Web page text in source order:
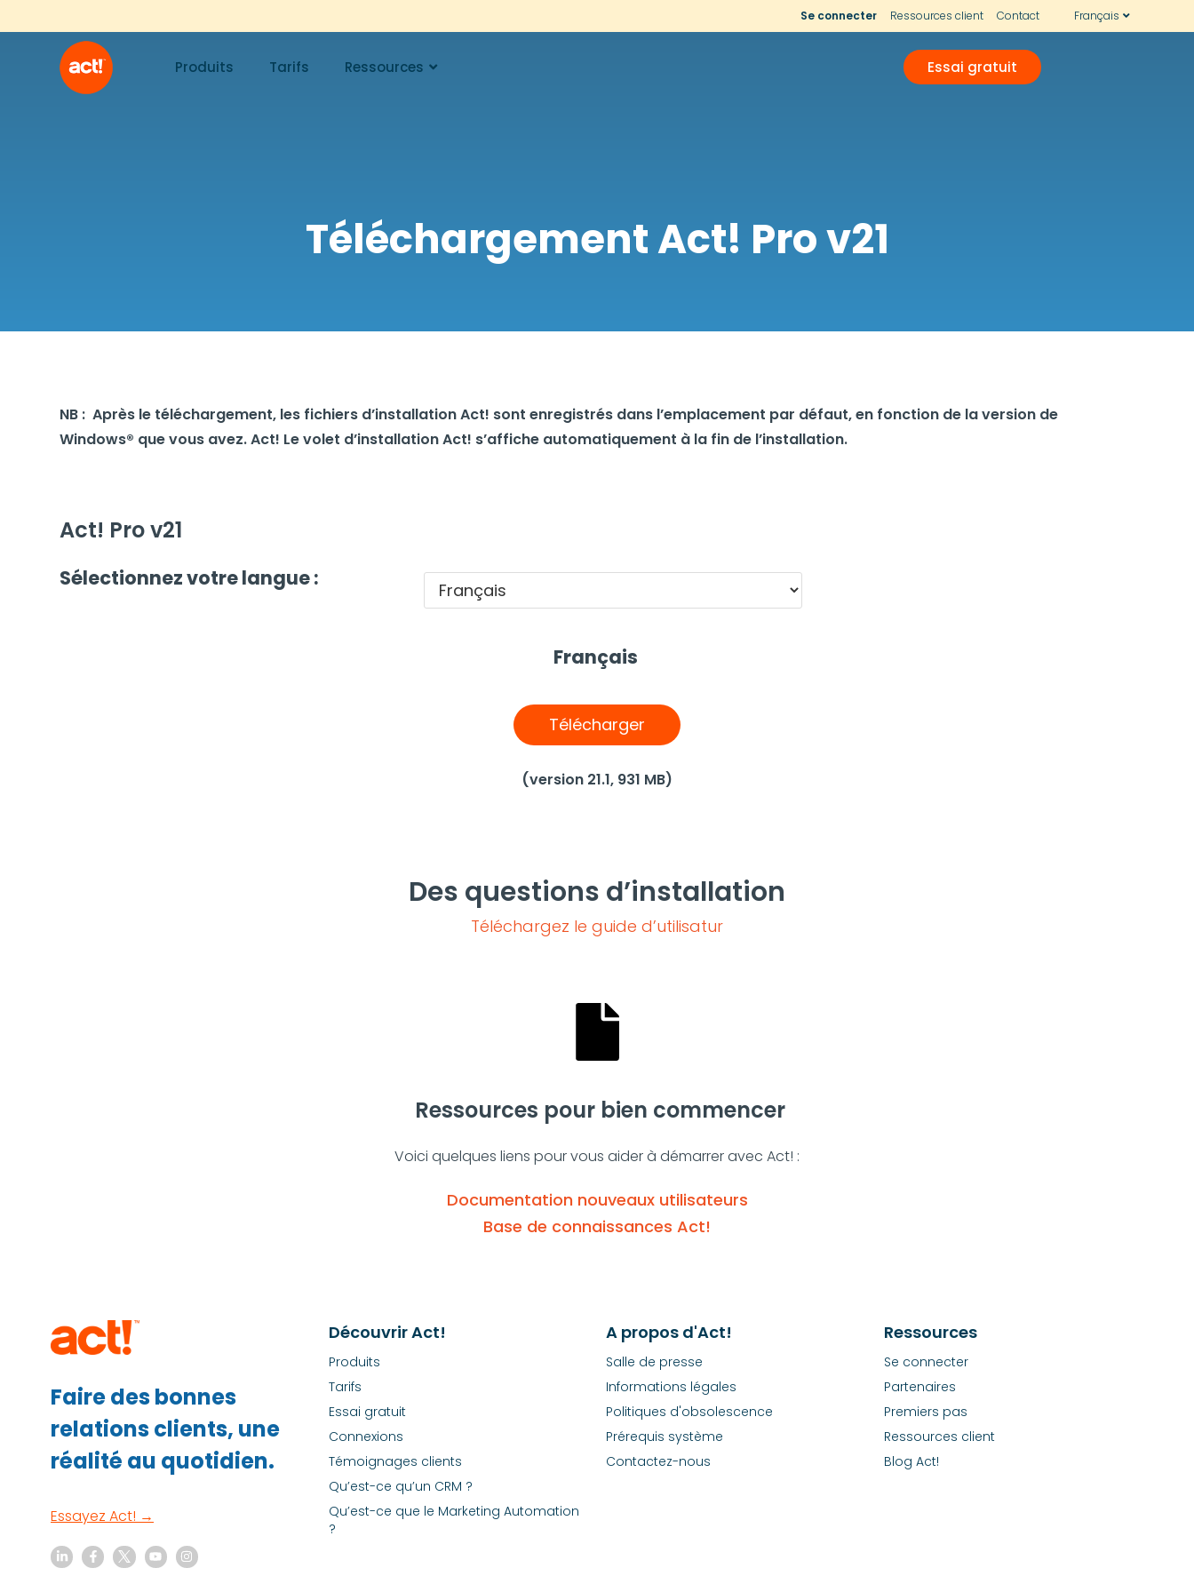
Se connecter Ressources client Contact Français
Produits Tarifs Ressources Essai gratuit
Téléchargement Act! Pro v21
NB : Après le téléchargement, les fichiers d’installation Act! sont enregistrés dans l’emplacement par défaut, en fonction de la version de
Windows® que vous avez. Act! Le volet d’installation Act! s’affiche automatiquement à la fin de l’installation.
Act! Pro v21
Sélectionnez votre langue :
Français
Télécharger
(version 21.1, 931 MB)
Des questions d’installation
Téléchargez le guide d’utilisatur
Ressources pour bien commencer
Voici quelques liens pour vous aider à démarrer avec Act! :
Documentation nouveaux utilisateurs
Base de connaissances Act!
Faire des bonnes
relations clients, une
réalité au quotidien.
Essayez Act! →
Découvrir Act!
Produits
Tarifs
Essai gratuit
Connexions
Témoignages clients
Qu’est-ce qu’un CRM ?
Qu’est-ce que le Marketing Automation
?
A propos d'Act!
Salle de presse
Informations légales
Politiques d'obsolescence
Prérequis système
Contactez-nous
Ressources
Se connecter
Partenaires
Premiers pas
Ressources client
Blog Act!